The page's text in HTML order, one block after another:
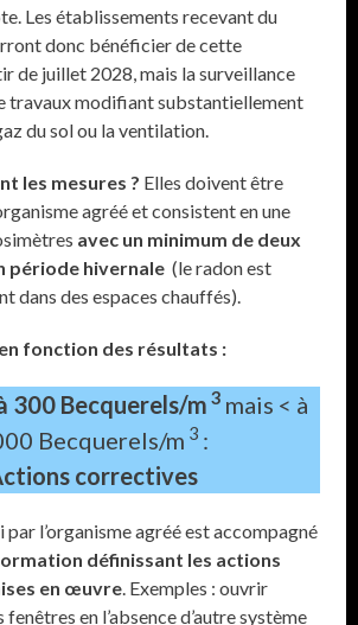
Les établissements recevant du
donc bénéficier de cette
de juillet 2028, mais la surveillance
travaux modifiant substantiellement
du sol ou la ventilation.
les mesures ? Elles doivent être
agréé et consistent en une
avec un minimum de deux
période hivernale (le radon est
dans des espaces chauffés).
fonction des résultats :
300 Becquerels/m 3 mais < à
Becquerels/m 3 :
correctives
l’organisme agréé est accompagné
définissant les actions
en œuvre . Exemples : ouvrir
en l’absence d’autre système